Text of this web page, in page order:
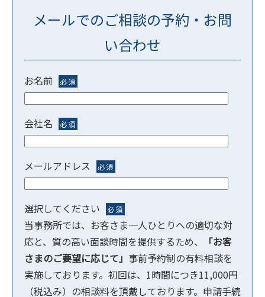
メールでのご相談の予約・お問
い合わせ
お名前 必須
会社名 必須
メールアドレス 必須
選択してください 必須
当事務所では、お客さま一人ひとりへの適切な対
応と、質の高い面談時間を提供するため、
「お客
さまのご要望に応じて」 事前予約制の有料相談を
実施しております。初回は、1時間につき11,000円
（税込み）の相談料を頂戴しております。申請手続